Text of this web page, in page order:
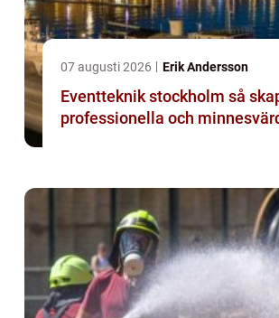
07 augusti 2026 Erik Andersson
Eventteknik stockholm så skapar du
professionella och